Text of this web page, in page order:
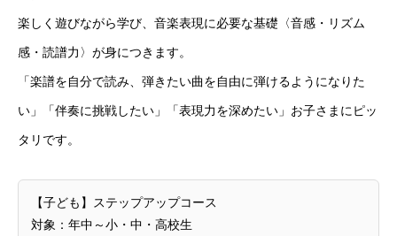
楽しく遊びながら学び、音楽表現に必要な基礎〈音感・リズム
感・読譜力〉が身につきます。
「楽譜を自分で読み、弾きたい曲を自由に弾けるようになりた
い」「伴奏に挑戦したい」「表現力を深めたい」お子さまにピッ
タリです。
【子ども】ステップアップコース
対象：年中～小・中・高校生